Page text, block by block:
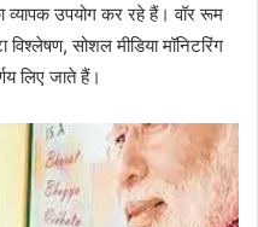
व्यापक उपयोग कर रहे हैं। वॉर रूम
सोशल मीडिया मॉनिटरिंग
लिए जाते हैं।